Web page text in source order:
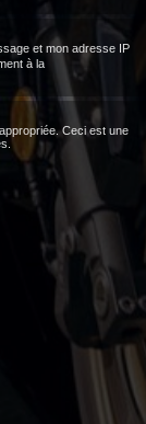
et mon adresse IP
à la
Ceci est une